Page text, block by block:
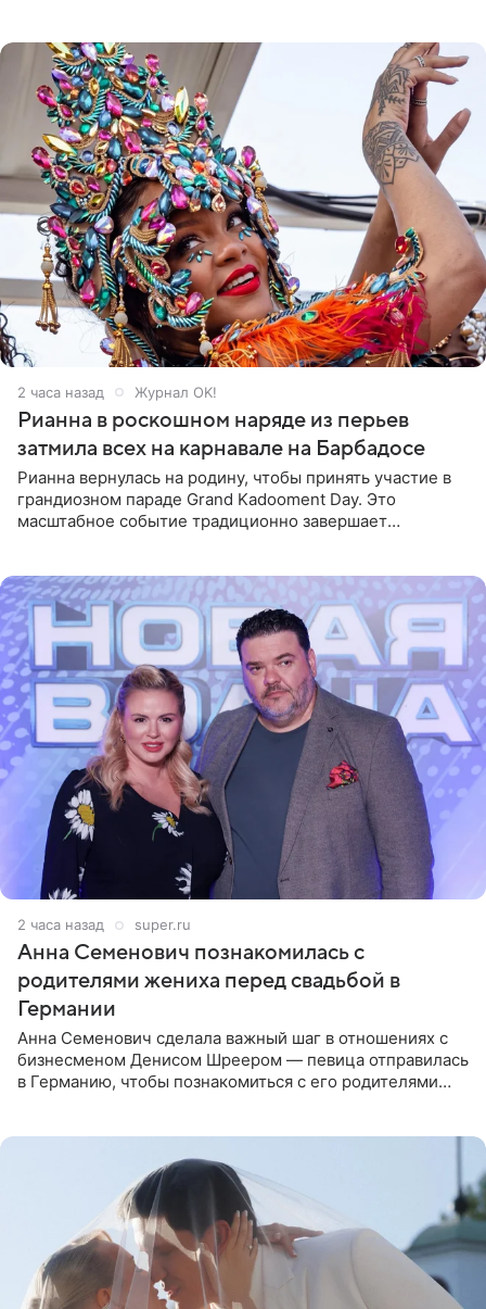
2 часа назад Журнал OK!
Рианна в роскошном наряде из перьев
затмила всех на карнавале на Барбадосе
Рианна вернулась на родину, чтобы принять участие в
грандиозном параде Grand Kadooment Day. Это
масштабное событие традиционно завершает
2 часа назад super.ru
Анна Семенович познакомилась с
родителями жениха перед свадьбой в
Германии
Анна Семенович сделала важный шаг в отношениях с
бизнесменом Денисом Шреером — певица отправилась
в Германию, чтобы познакомиться с его родителями